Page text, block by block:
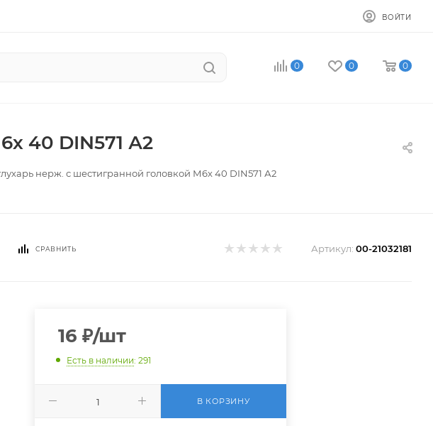
ВОЙТИ
0 0 0
40 DIN571 А2
нерж. с шестигранной головкой М6х 40 DIN571 А2
СРАВНИТЬ Артикул: 00-21032181
16 ₽/шт
Есть в наличии: 291
В КОРЗИНУ